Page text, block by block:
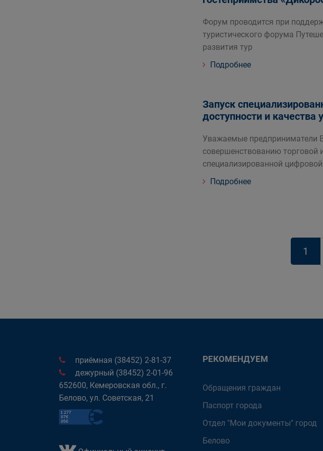
Форум проводится при
туристического форума
развития тур
Подробнее
Запуск
доступности и качества
Уважаемые предприниматели
совершенствованию торговой
специализированной
Подробнее
1
приёмная (38452) 2-81-37
дежурный (38452) 2-01-96
652600, Кемеровская обл., г.
Белово, ул. Советская, 21
РЕКОМЕНДУЕМ
Обращения граждан
Паспорт города
Отдел "Мои документы" город
Белово